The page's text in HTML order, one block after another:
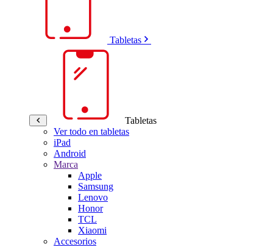
Tabletas
Tabletas
Ver todo en tabletas
iPad
Android
Marca
Apple
Samsung
Lenovo
Honor
TCL
Xiaomi
Accesorios